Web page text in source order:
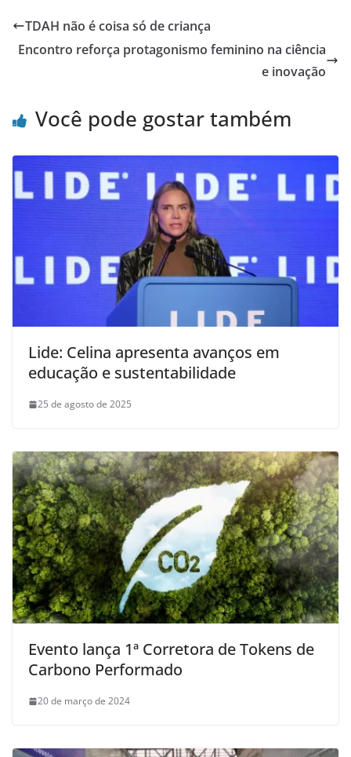
TDAH não é coisa só de criança
Encontro reforça protagonismo feminino na ciência
e inovação
Você pode gostar também
Lide: Celina apresenta avanços em
educação e sustentabilidade
25 de agosto de 2025
Evento lança 1ª Corretora de Tokens de
Carbono Performado
20 de março de 2024